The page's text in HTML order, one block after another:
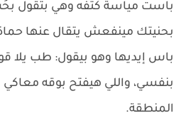
باست مياسة كتفُه وهي بتقول
بحنيتك مينفعش يتقال عنها
باس إيديها وهو بيقول: طب يلا
بنفسي، واللي هيفتح بوقه
المنطقة.